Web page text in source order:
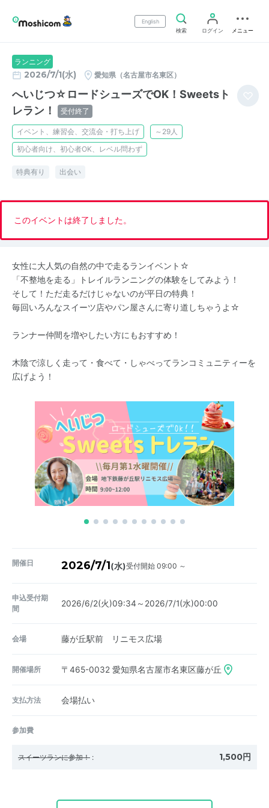
English
検索
ログイン メニュー
ランニング
2026/7/1(水) 愛知県（名古屋市名東区）
へいじつ☆ロードシューズでOK！Sweetsト
レラン！
受付終了
イベント、練習会、交流会・打ち上げ
～29人
初心者向け、初心者OK、レベル問わず
特典有り 出会い
このイベントは終了しました。
女性に大人気の自然の中で走るランイベント☆
「不整地を走る」トレイルランニングの体験をしてみよう！
そして！ただ走るだけじゃないのが平日の特典！
毎回いろんなスイーツ店やパン屋さんに寄り道しちゃうよ☆
ランナー仲間を増やしたい方にもおすすめ！
木陰で涼しく走って・食べて・しゃべってランコミュニティーを
広げよう！
開催日 2026/7/1(水)受付開始 09:00 ～
申込受付期
間
2026/6/2(火)09:34～2026/7/1(水)00:00
会場 藤が丘駅前 リニモス広場
開催場所 〒465-0032 愛知県名古屋市名東区藤が丘
支払方法 会場払い
参加費
スイーツランに参加！ : 1,500円